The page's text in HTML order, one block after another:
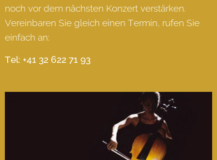
noch vor dem nächsten Konzert verstärken.
Vereinbaren Sie gleich einen Termin, rufen Sie
einfach an:
Tel: +41 32 622 71 93